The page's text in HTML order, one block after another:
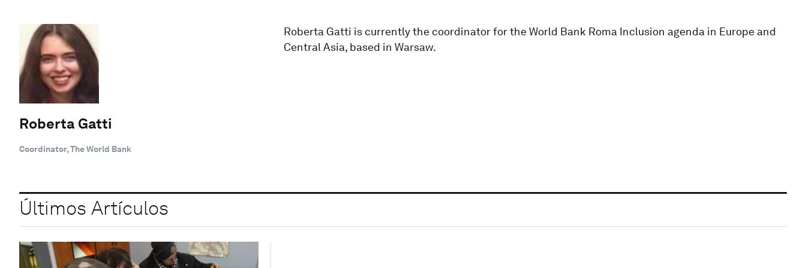
Roberta Gatti
Coordinator, The World Bank
Roberta Gatti is currently the coordinator for the World Bank Roma Inclusion agenda in Europe and
Central Asia, based in Warsaw.
Últimos Artículos